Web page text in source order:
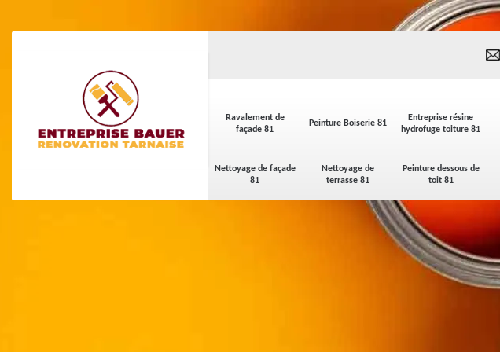
Ravalement de
façade 81
Peinture Boiserie 81
Entreprise résine
hydrofuge toiture 81
Nettoyage de façade
81
Nettoyage de
terrasse 81
Peinture dessous de
toit 81